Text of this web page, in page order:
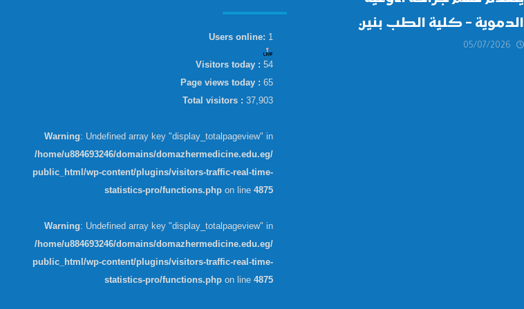
الدموية – كلية الطب بنين
05/07/2026
Users online: 1
Visitors today : 54
Page views today : 65
Total visitors : 37,903
Warning: Undefined array key "display_totalpageview" in
/home/u884693246/domains/domazhermedicine.edu.eg/
public_html/wp-content/plugins/visitors-traffic-real-time-
statistics-pro/functions.phpon line 4875
Warning: Undefined array key "display_totalpageview" in
/home/u884693246/domains/domazhermedicine.edu.eg/
public_html/wp-content/plugins/visitors-traffic-real-time-
statistics-pro/functions.phpon line 4875